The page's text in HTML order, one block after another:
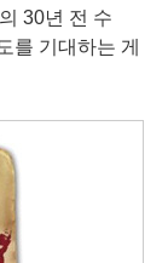
30년 전 수
를 기대하는 게